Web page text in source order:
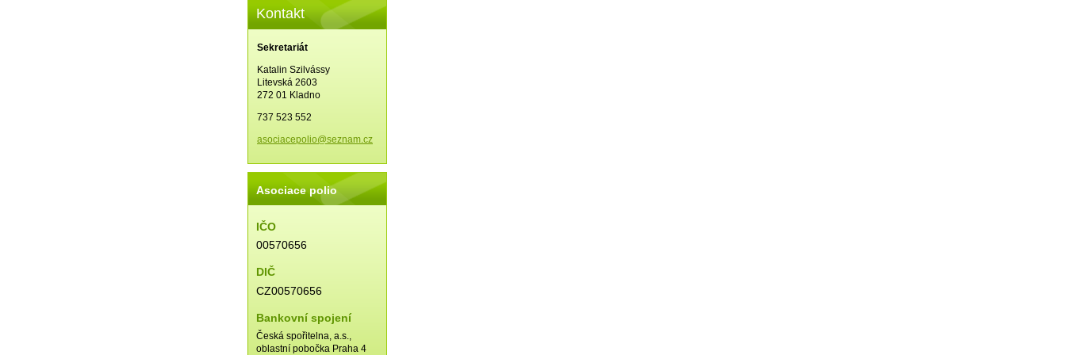
Kontakt
Sekretariát
Katalin Szilvássy
Litevská 2603
272 01 Kladno
737 523 552
asociacepolio@seznam.cz
Asociace polio
IČO
00570656
DIČ
CZ00570656
Bankovní spojení
Česká spořitelna, a.s.,
oblastní pobočka Praha 4